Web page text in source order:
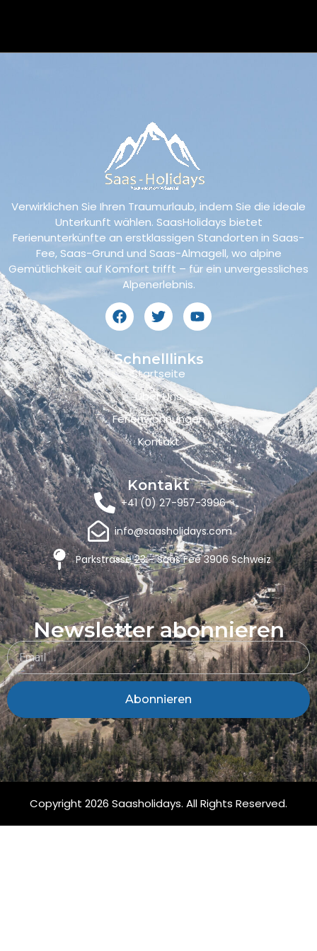
Verwirklichen Sie Ihren Traumurlaub, indem Sie die ideale
Unterkunft wählen. SaasHolidays bietet
Ferienunterkünfte an erstklassigen Standorten in Saas-
Fee, Saas-Grund und Saas-Almagell, wo alpine
Gemütlichkeit auf Komfort trifft – für ein unvergessliches
Alpenerlebnis.
Schnelllinks
Startseite
Über Uns
Ferienwohnungen
Kontakt
Kontakt
+41 (0) 27-957-3996
info@saasholidays.com
Parkstrasse 23 - Saas Fee 3906 Schweiz
Newsletter abonnieren
Abonnieren
Copyright 2026 Saasholidays. All Rights Reserved.